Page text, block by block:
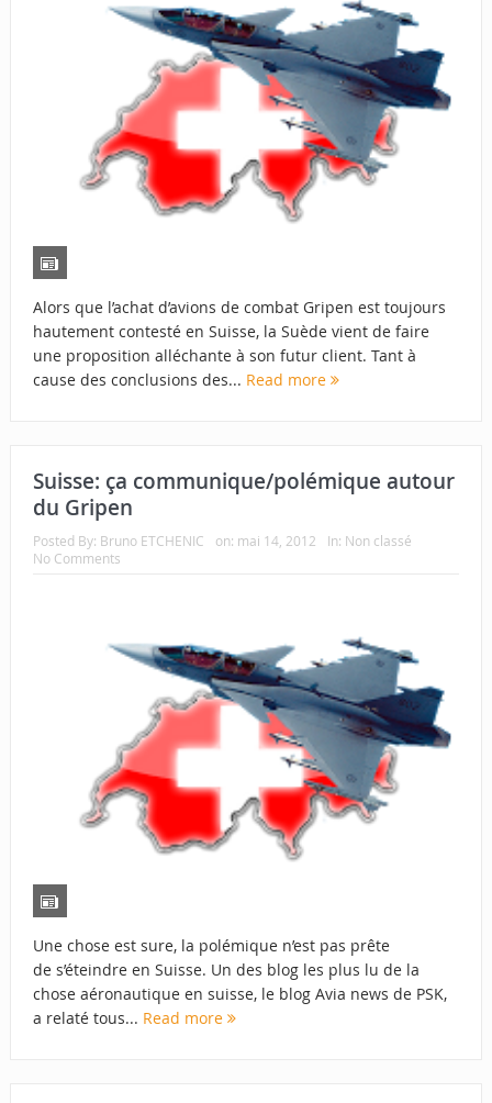
Alors que l’achat d’avions de combat Gripen est toujours
hautement contesté en Suisse, la Suède vient de faire
une proposition alléchante à son futur client. Tant à
cause des conclusions des... Read more
Suisse: ça communique/polémique autour
du Gripen
Posted By: Bruno ETCHENIC on: mai 14, 2012 In: Non classé
No Comments
Une chose est sure, la polémique n’est pas prête
de s’éteindre en Suisse. Un des blog les plus lu de la
chose aéronautique en suisse, le blog Avia news de PSK,
a relaté tous... Read more